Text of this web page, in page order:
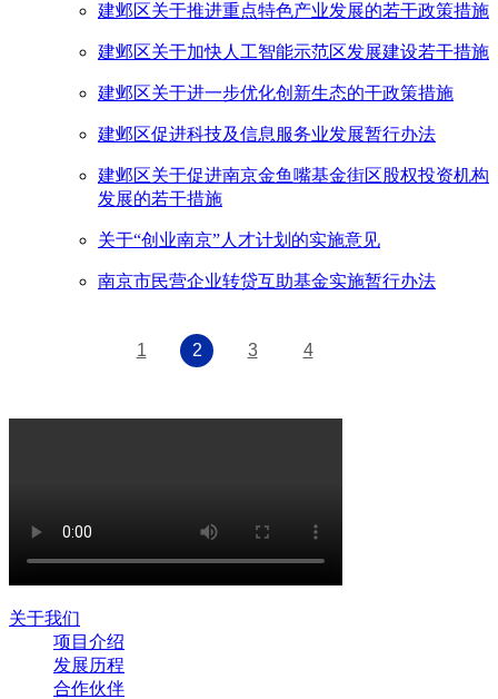
建邺区关于推进重点特色产业发展的若干政策措施
建邺区关于加快人工智能示范区发展建设若干措施
建邺区关于进一步优化创新生态的干政策措施
建邺区促进科技及信息服务业发展暂行办法
建邺区关于促进南京金鱼嘴基金街区股权投资机构
发展的若干措施
关于“创业南京”人才计划的实施意见
南京市民营企业转贷互助基金实施暂行办法
1 2 3 4
关于我们
项目介绍
发展历程
合作伙伴